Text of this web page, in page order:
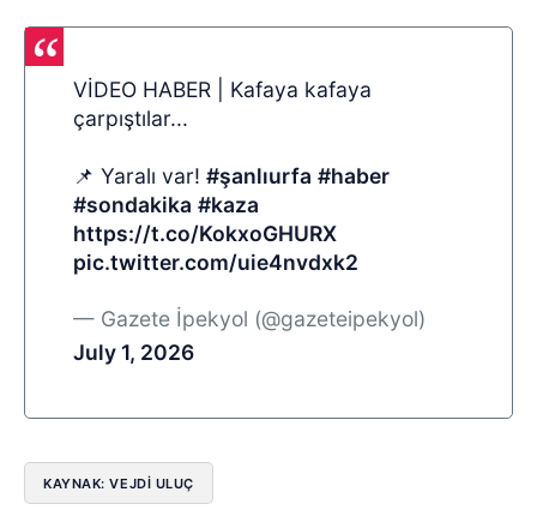
VİDEO HABER | Kafaya kafaya
çarpıştılar...
📌 Yaralı var!#şanlıurfa #haber
#sondakika #kaza
https://t.co/KokxoGHURX
pic.twitter.com/uie4nvdxk2
— Gazete İpekyol (@gazeteipekyol)
July 1, 2026
KAYNAK: VEJDI ULUÇ